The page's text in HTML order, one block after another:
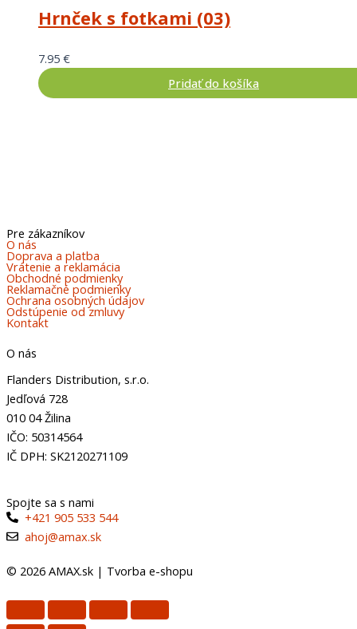
Hrnček s fotkami (03)
7.95 €
Pridať do košíka
Pre zákazníkov
O nás
Doprava a platba
Vrátenie a reklamácia
Obchodné podmienky
Reklamačné podmienky
Ochrana osobných údajov
Odstúpenie od zmluvy
Kontakt
O nás
Flanders Distribution, s.r.o.
Jedľová 728
010 04 Žilina
IČO: 50314564
IČ DPH: SK2120271109
Spojte sa s nami
+421 905 533 544
ahoj@amax.sk
© 2026 AMAX.sk | Tvorba e-shopu